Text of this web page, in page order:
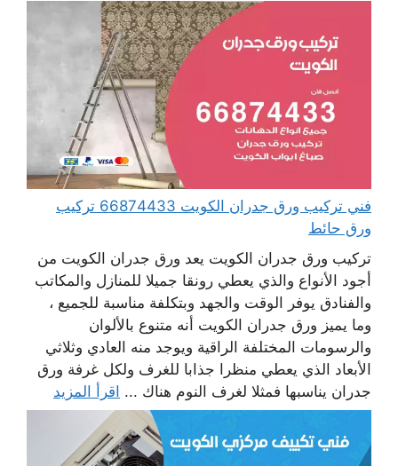
فني تركيب ورق جدران الكويت 66874433 تركيب
ورق حائط
تركيب ورق جدران الكويت يعد ورق جدران الكويت من
أجود الأنواع والذي يعطي رونقا جميلا للمنازل والمكاتب
والفنادق يوفر الوقت والجهد وبتكلفة مناسبة للجميع ،
وما يميز ورق جدران الكويت أنه متنوع بالألوان
والرسومات المختلفة الراقية ويوجد منه العادي وثلاثي
الأبعاد الذي يعطي منظرا جذابا للغرف ولكل غرفة ورق
جدران يناسبها فمثلا لغرف النوم هناك ... اقرأ المزيد